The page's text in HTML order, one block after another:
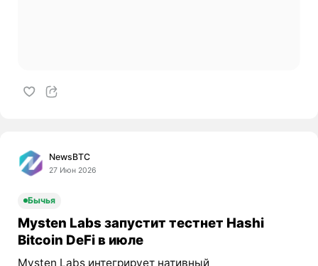
NewsBTC
27 Июн 2026
Бычья
Mysten Labs запустит тестнет Hashi
Bitcoin DeFi в июле
Mysten Labs интегрирует нативный